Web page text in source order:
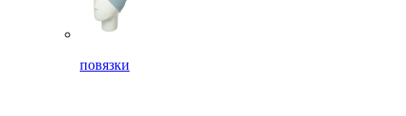
повязки